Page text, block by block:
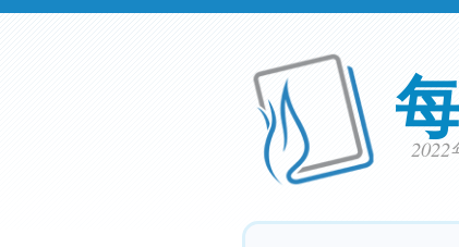
2022